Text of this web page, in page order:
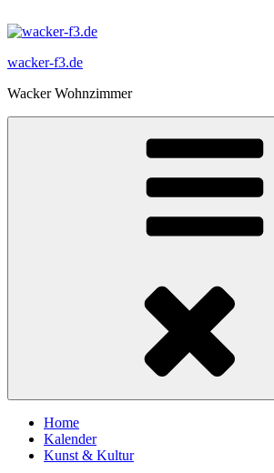
Inhalt
wacker-f3.de
Wacker Wohnzimmer
Home
Kalender
Kunst & Kultur